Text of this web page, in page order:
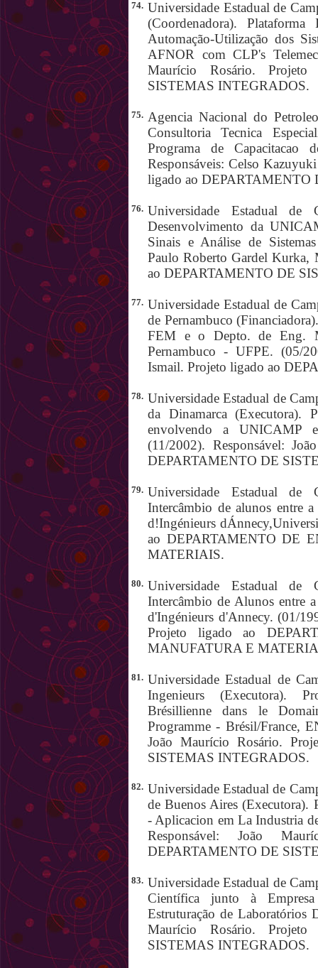
74. Universidade Estadual de
(Coordenadora).
Automação-Utilização dos
AFNOR com CLP's
Maurício Rosário.
SISTEMAS INTEGRADOS.
75. Agencia Nacional do
Consultoria Tecnica
Programa de Capacitacao
Responsáveis: Celso
ligado ao DEPARTAMENTO
76. Universidade Estadual de
Desenvolvimento da
Sinais e Análise de
Paulo Roberto Gardel
ao DEPARTAMENTO DE
77. Universidade Estadual de
de Pernambuco
FEM e o Depto. de Eng.
Pernambuco - UFPE. (05/
Ismail. Projeto ligado ao
78. Universidade Estadual de
da Dinamarca (Executora).
envolvendo a UNICAMP
(11/2002). Responsável:
DEPARTAMENTO DE
79. Universidade Estadual de
Intercâmbio de alunos entre
d!Ingénieurs
ao DEPARTAMENTO DE
MATERIAIS.
80. Universidade Estadual de
Intercâmbio de Alunos entre
d'Ingénieurs d'Annecy. (01/
Projeto ligado ao
MANUFATURA E
81. Universidade Estadual de
Ingenieurs (Executora).
Brésillienne dans le
Programme - Brésil/France,
João Maurício Rosário.
SISTEMAS INTEGRADOS.
82. Universidade Estadual de
de Buenos Aires (Executora).
- Aplicacion em La Industria
Responsável: João
DEPARTAMENTO DE
83. Universidade Estadual de
Científica junto à
Estruturação de Laboratórios
Maurício Rosário.
SISTEMAS INTEGRADOS.